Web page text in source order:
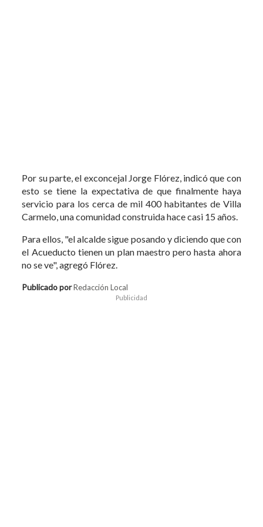
Por su parte, el exconcejal Jorge Flórez, indicó que con
esto se tiene la expectativa de que finalmente haya
servicio para los cerca de mil 400 habitantes de Villa
Carmelo, una comunidad construida hace casi 15 años.
Para ellos, "el alcalde sigue posando y diciendo que con
el Acueducto tienen un plan maestro pero hasta ahora
no se ve", agregó Flórez.
Publicado porRedacción Local
Publicidad